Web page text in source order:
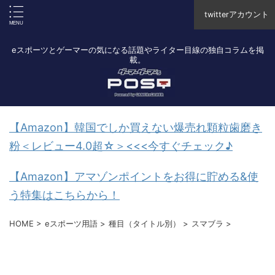
twitterアカウント
eスポーツとゲーマーの気になる話題やライター目線の独自コラムを掲
載。
【Amazon】韓国でしか買えない爆売れ顆粒歯磨き
粉＜レビュー4.0超☆＞<<<今すぐチェック♪
【Amazon】アマゾンポイントをお得に貯める&使
う特集はこちらから！
HOME > eスポーツ用語 > 種目（タイトル別） > スマブラ >